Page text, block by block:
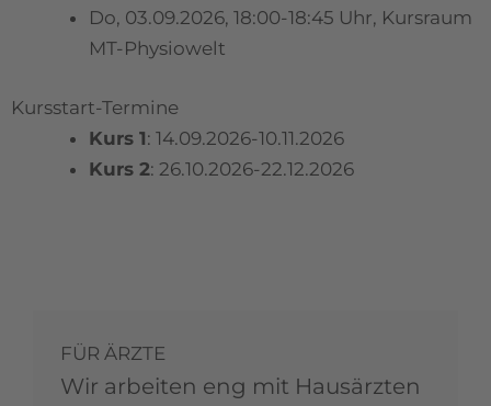
Do, 03.09.2026, 18:00-18:45 Uhr, Kursraum
MT-Physiowelt
Kursstart-Termine
Kurs 1: 14.09.2026-10.11.2026
Kurs 2: 26.10.2026-22.12.2026
FÜR ÄRZTE
Wir arbeiten eng mit Hausärzten